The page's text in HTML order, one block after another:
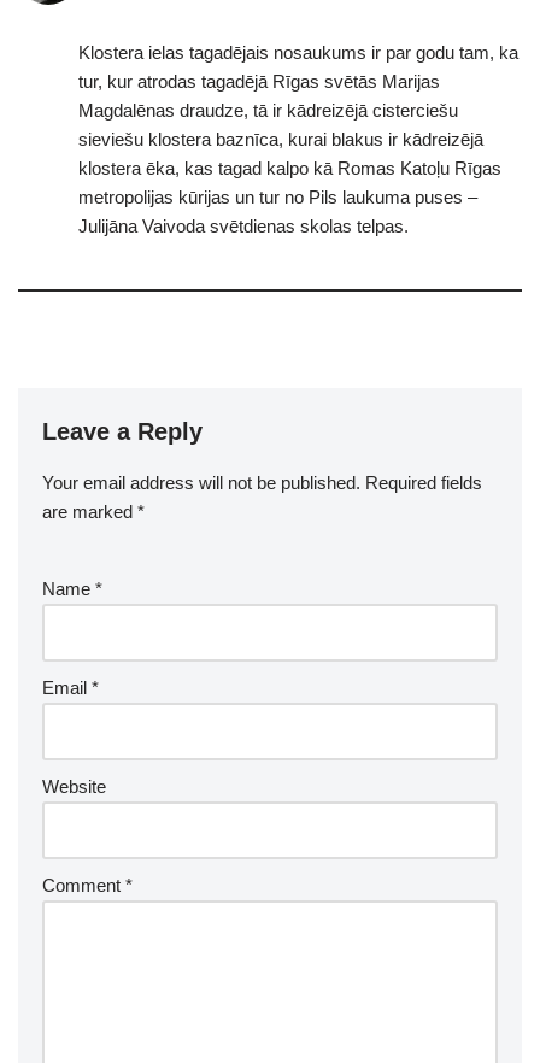
Klostera ielas tagadējais nosaukums ir par godu tam, ka
tur, kur atrodas tagadējā Rīgas svētās Marijas
Magdalēnas draudze, tā ir kādreizējā cisterciešu
sieviešu klostera baznīca, kurai blakus ir kādreizējā
klostera ēka, kas tagad kalpo kā Romas Katoļu Rīgas
metropolijas kūrijas un tur no Pils laukuma puses –
Julijāna Vaivoda svētdienas skolas telpas.
Leave a Reply
Your email address will not be published. Required fields
are marked *
Name *
Email *
Website
Comment *